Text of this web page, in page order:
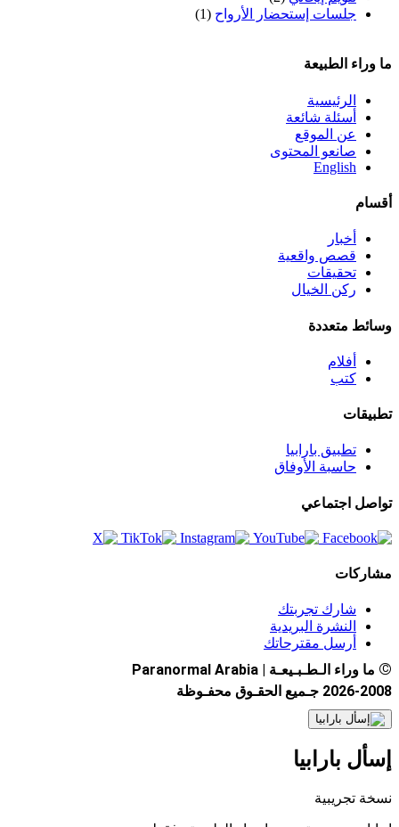
جلسات إستحضار الأرواح (1)
ما وراء الطبيعة
الرئيسية
أسئلة شائعة
عن الموقع
صانعو المحتوى
English
أقسام
أخبار
قصص واقعية
تحقيقات
ركن الخيال
وسائط متعددة
أفلام
كتب
تطبيقات
تطبيق بارابيا
حاسبة الأوفاق
تواصل اجتماعي
مشاركات
شارك تجربتك
النشرة البريدية
أرسل مقترحاتك
© ما وراء الـطـبـيعـة | Paranormal Arabia
2026-2008 جـميع الحقـوق محفـوظة
إسأل بارابيا
نسخة تجريبية